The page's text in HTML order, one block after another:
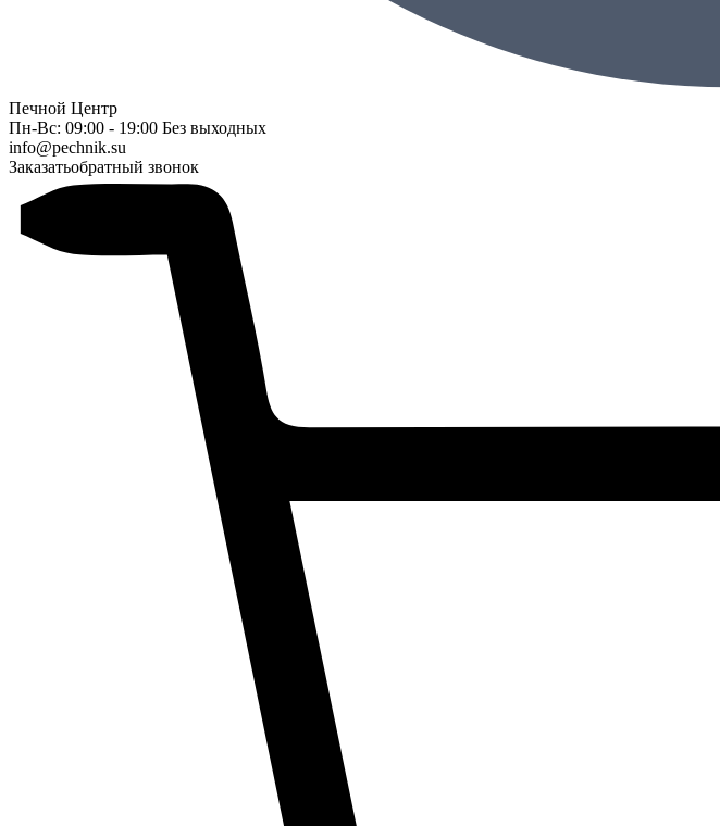
Печной Центр
Пн-Вс: 09:00 - 19:00 Без выходных
info@pechnik.su
Заказатьобратный звонок